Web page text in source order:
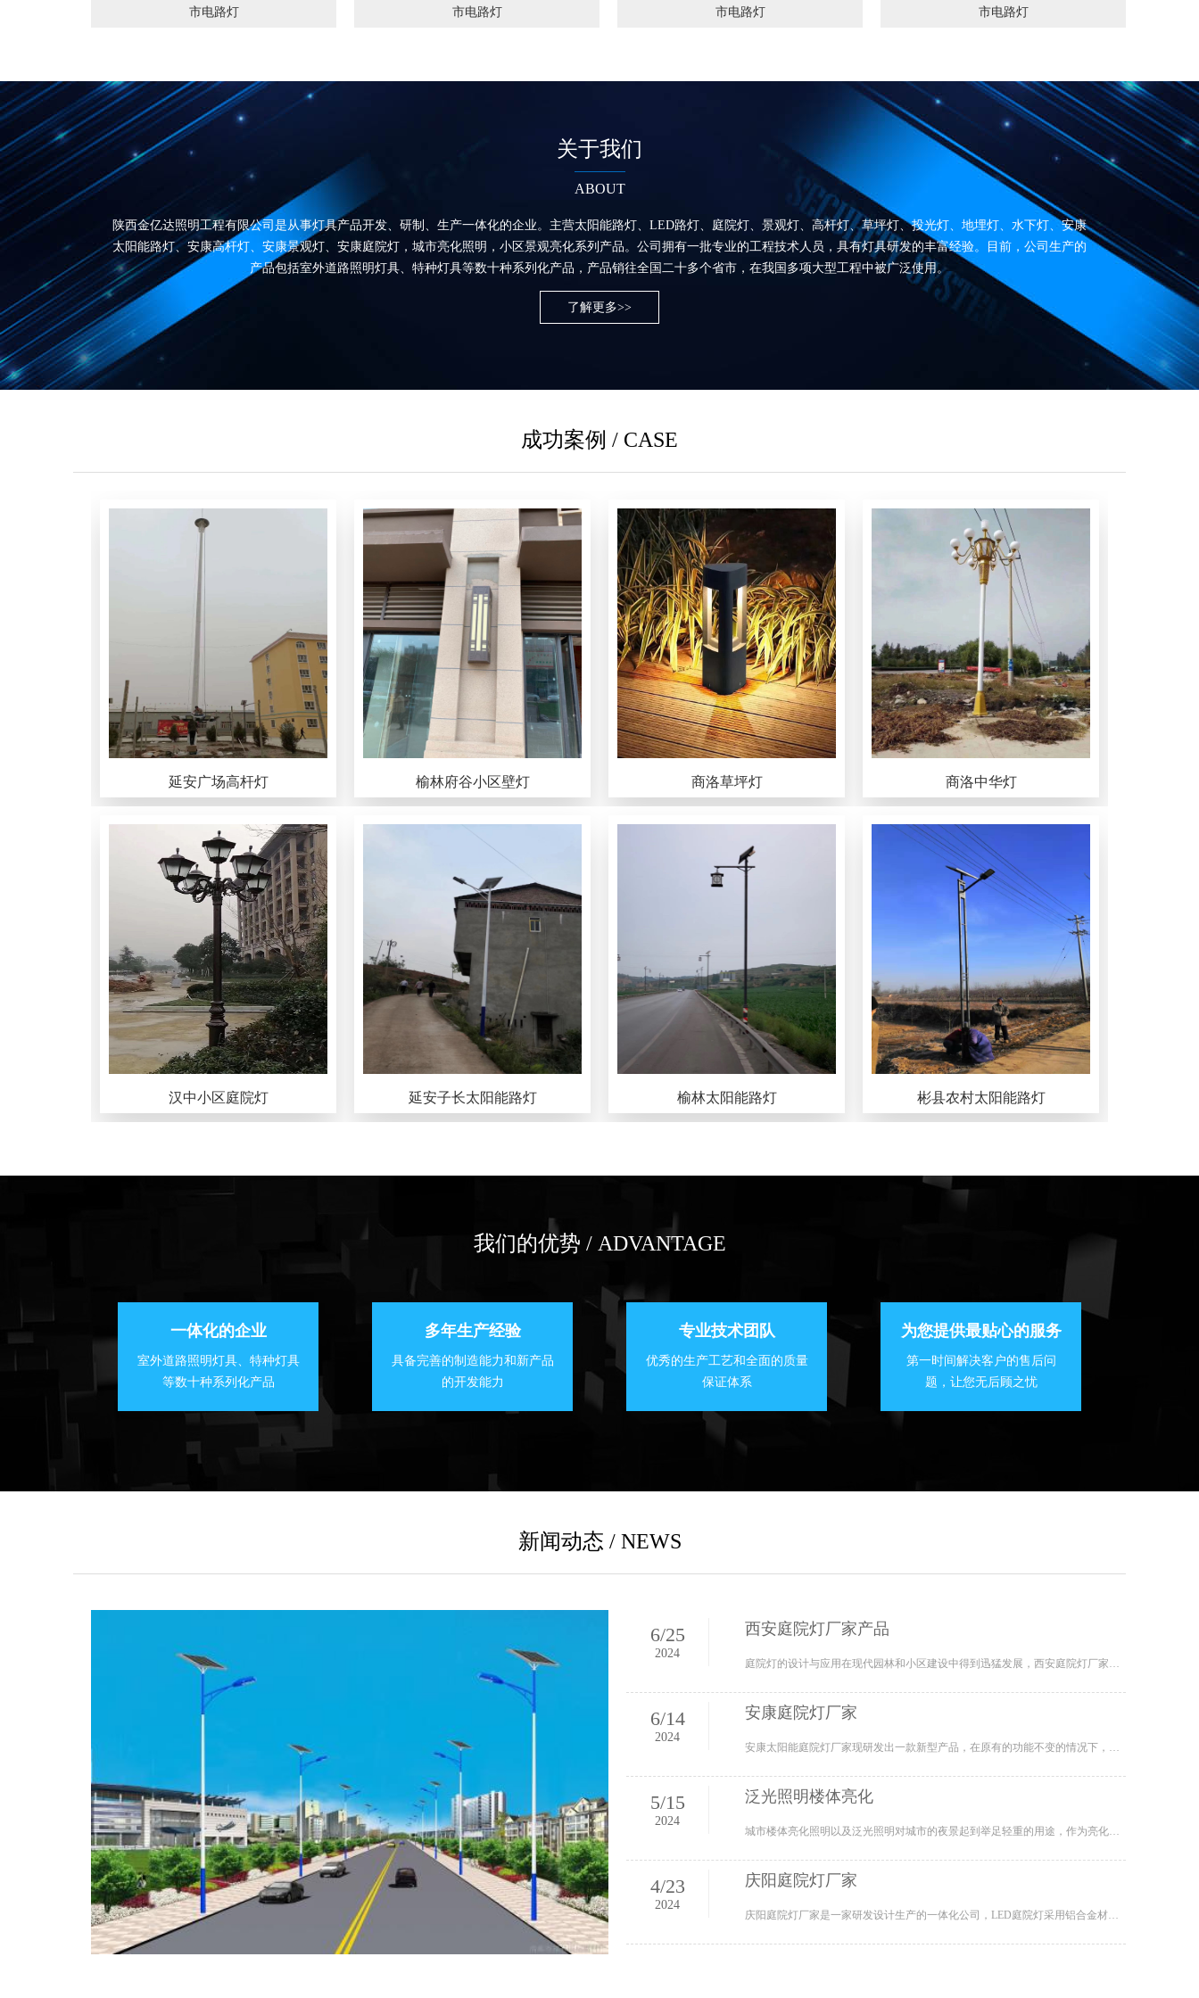
市电路灯 市电路灯 市电路灯 市电路灯
关于我们
ABOUT
陕西金亿达照明工程有限公司是从事灯具产品开发、研制、生产一体化的企业。主营太阳能路灯、LED路灯、庭院灯、景观灯、高杆灯、草坪灯、投光灯、地埋灯、水下灯、安康
太阳能路灯、安康高杆灯、安康景观灯、安康庭院灯，城市亮化照明，小区景观亮化系列产品。公司拥有一批专业的工程技术人员，具有灯具研发的丰富经验。目前，公司生产的
产品包括室外道路照明灯具、特种灯具等数十种系列化产品，产品销往全国二十多个省市，在我国多项大型工程中被广泛使用。
了解更多>>
成功案例 / CASE
延安广场高杆灯 榆林府谷小区壁灯 商洛草坪灯 商洛中华灯
汉中小区庭院灯 延安子长太阳能路灯 榆林太阳能路灯 彬县农村太阳能路灯
我们的优势 / ADVANTAGE
一体化的企业
室外道路照明灯具、特种灯具
等数十种系列化产品
多年生产经验
具备完善的制造能力和新产品
的开发能力
专业技术团队
优秀的生产工艺和全面的质量
保证体系
为您提供最贴心的服务
第一时间解决客户的售后问
题，让您无后顾之忧
新闻动态 / NEWS
6/25
2024
西安庭院灯厂家产品
庭院灯的设计与应用在现代园林和小区建设中得到迅猛发展，西安庭院灯厂家现提…
6/14
2024
安康庭院灯厂家
安康太阳能庭院灯厂家现研发出一款新型产品，在原有的功能不变的情况下，简化…
5/15
2024
泛光照明楼体亮化
城市楼体亮化照明以及泛光照明对城市的夜景起到举足轻重的用途，作为亮化照明…
4/23
2024
庆阳庭院灯厂家
庆阳庭院灯厂家是一家研发设计生产的一体化公司，LED庭院灯采用铝合金材质，…